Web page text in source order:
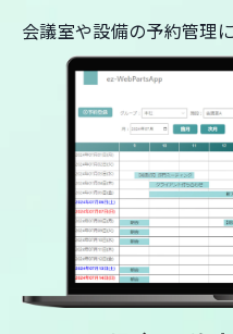
業務改
会議室や設備の予約管理